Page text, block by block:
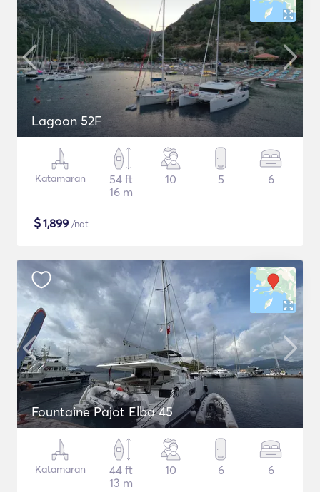
Lagoon 52F
Katamaran
54 ft
16 m
10 5 6
$1,899 /nat
Fountaine Pajot Elba 45
Katamaran
44 ft
13 m
10 6 6